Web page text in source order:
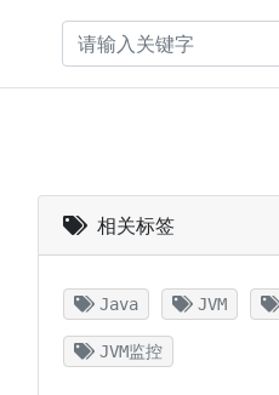
相关标签
Java JVM
JVM监控